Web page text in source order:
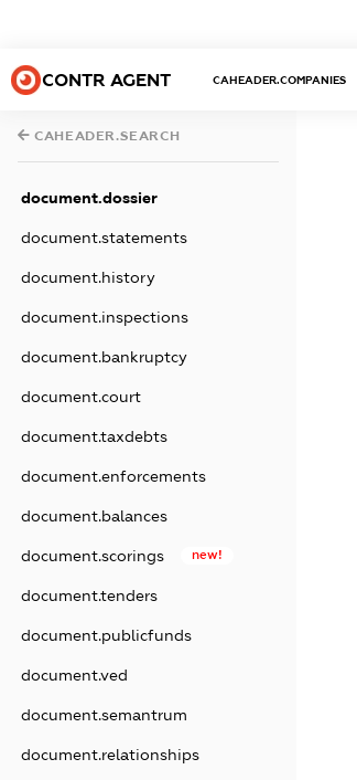
CONTR AGENT CAHEADER.COMPANIES
CAHEADER.SEARCH
document.dossier
document.statements
document.history
document.inspections
document.bankruptcy
document.court
document.taxdebts
document.enforcements
document.balances
document.scorings new!
document.tenders
document.publicfunds
document.ved
document.semantrum
document.relationships